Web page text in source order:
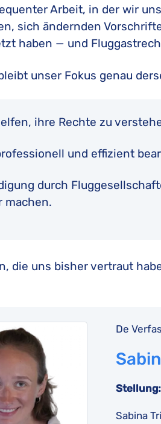
Arbeit, in der wir
sich ändernden
haben — und
unser Fokus genau
ihre Rechte zu
und effizient
durch
machen.
die uns bisher vertraut
De
Stellung:
Sabina